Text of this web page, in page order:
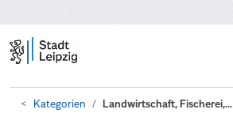
Kategorien Landwirtschaft, Fischerei,...